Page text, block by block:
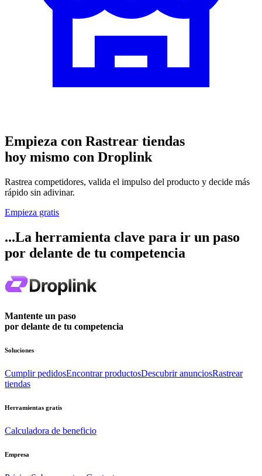
Empieza con Rastrear tiendas
hoy mismo con Droplink
Rastrea competidores, valida el impulso del producto y decide más
rápido sin adivinar.
Empieza gratis
...La herramienta clave para ir un paso
por delante de tu competencia
Mantente un paso
por delante de tu competencia
Soluciones
Cumplir pedidosEncontrar productosDescubrir anunciosRastrear
tiendas
Herramientas gratis
Calculadora de beneficio
Empresa